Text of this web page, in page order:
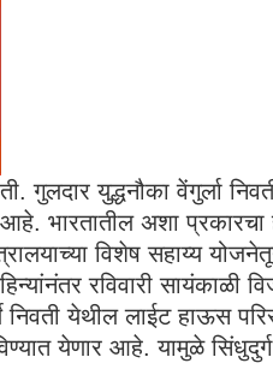
गुलदार युद्धनौका वेंगुर्ला
भारतातील अशा प्रकारचा
विशेष सहाय्य
रविवारी सायंकाळी
निवती येथील लाईट हाऊस
येणार आहे. यामुळे सिंधुदुर्ग